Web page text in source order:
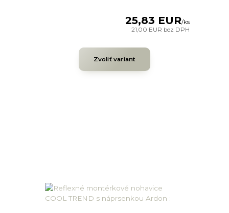
25,83 EUR/ks
21,00 EUR bez DPH
Zvoliť variant